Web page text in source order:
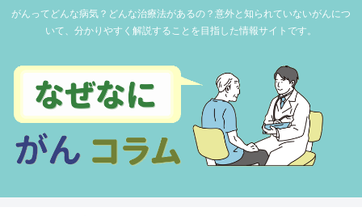
がんってどんな病気？どんな治療法があるの？意外と知られていないがんにつ
いて、分かりやすく解説することを目指した情報サイトです。